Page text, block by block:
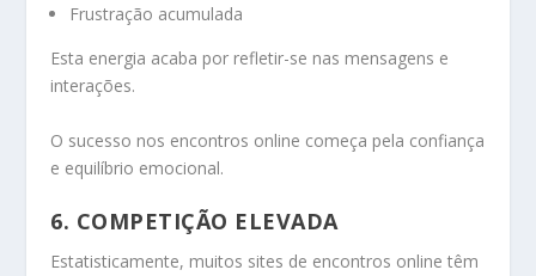
Frustração acumulada
Esta energia acaba por refletir-se nas mensagens e
interações.
O sucesso nos encontros online começa pela confiança
e equilíbrio emocional.
6. COMPETIÇÃO ELEVADA
Estatisticamente, muitos sites de encontros online têm